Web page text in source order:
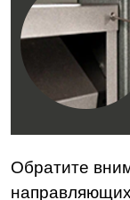
Обратите